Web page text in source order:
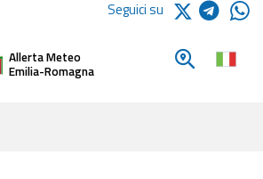
Seguici su
Allerta Meteo
Emilia-Romagna
Cerca un